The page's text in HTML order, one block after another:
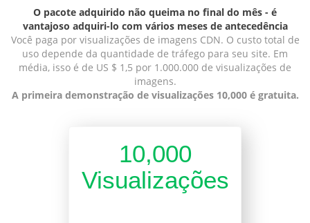
O pacote adquirido não queima no final do mês - é
vantajoso adquiri-lo com vários meses de antecedência
Você paga por visualizações de imagens CDN. O custo total de
uso depende da quantidade de tráfego para seu site. Em
média, isso é de US $ 1,5 por 1.000.000 de visualizações de
imagens.
A primeira demonstração de visualizações 10,000 é gratuita.
10,000
Visualizações